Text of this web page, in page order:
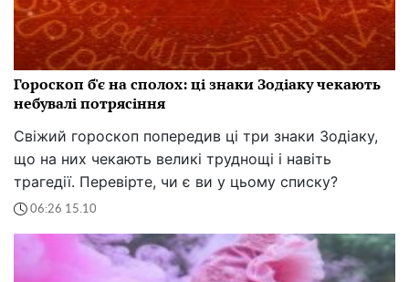
Гороскоп б'є на сполох: ці знаки Зодіаку чекають
небувалі потрясіння
Свіжий гороскоп попередив ці три знаки Зодіаку,
що на них чекають великі труднощі і навіть
трагедії. Перевірте, чи є ви у цьому списку?
06:26 15.10